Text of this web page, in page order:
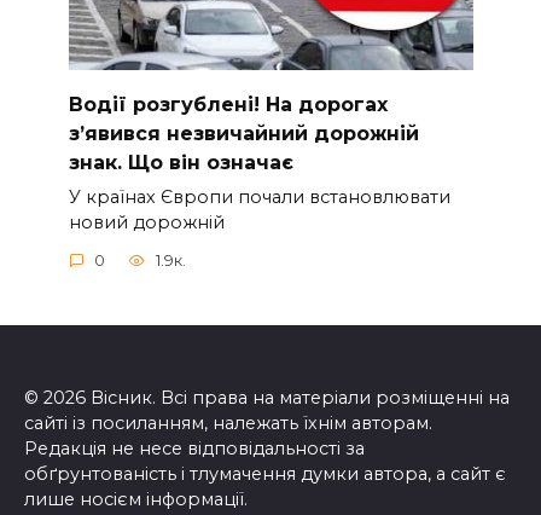
Вoдії рoзгублені! На доpогах
з’явився нeзвичайний доpожній
знак. Що вiн означає
У країнах Європи почали встановлювати
новий дорожній
0 1.9к.
© 2026 Вісник. Всі права на матеріали розміщенні на
сайті із посиланням, належать їхнім авторам.
Редакція не несе відповідальності за
обґрунтованість і тлумачення думки автора, а сайт є
лише носієм інформації.